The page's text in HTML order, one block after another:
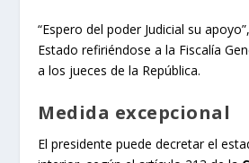
“Espero del poder Judicial su
Estado refiriéndose a la Fiscalía
a los jueces de la República.
Medida excepcional
El presidente puede decretar el